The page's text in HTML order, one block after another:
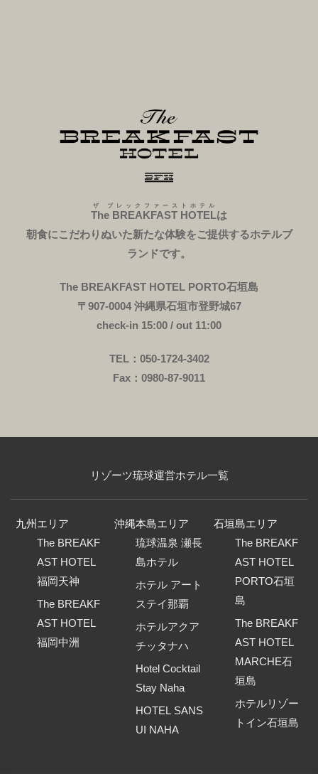
The BREAKFAST HOTEL
ザ ブレックファーストホテル
は
朝食にこだわりぬいた新たな体験をご提供するホテルブ
ランドです。
The BREAKFAST HOTEL PORTO石垣島
〒907-0004 沖縄県石垣市登野城67
check-in 15:00 / out 11:00
TEL：050-1724-3402
Fax：0980-87-9011
リゾーツ琉球運営ホテル一覧
九州エリア
The BREAKF
AST HOTEL
福岡天神
The BREAKF
AST HOTEL
福岡中洲
沖縄本島エリア
琉球温泉 瀬長
島ホテル
ホテル アート
ステイ那覇
ホテルアクア
チッタナハ
Hotel Cocktail
Stay Naha
HOTEL SANS
UI NAHA
石垣島エリア
The BREAKF
AST HOTEL
PORTO石垣
島
The BREAKF
AST HOTEL
MARCHE石
垣島
ホテルリゾー
トイン石垣島